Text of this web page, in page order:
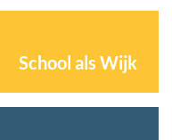
School als Wijk